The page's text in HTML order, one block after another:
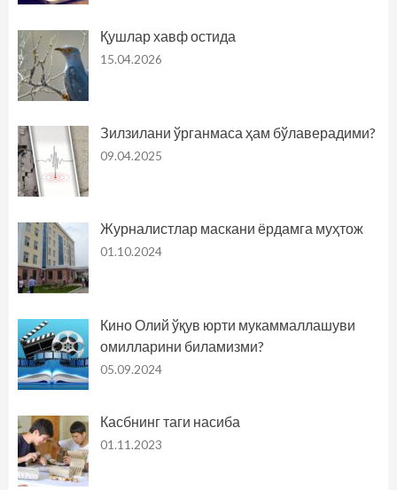
Қушлар хавф остида
15.04.2026
Зилзилани ўрганмаса ҳам бўлаверадими?
09.04.2025
Журналистлар маскани ёрдамга муҳтож
01.10.2024
Кино Олий ўқув юрти мукаммаллашуви
омилларини биламизми?
05.09.2024
Касбнинг таги насиба
01.11.2023